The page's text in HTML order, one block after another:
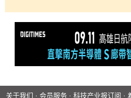
关于我们 · 会员服务 · 科技产业报订阅 ·